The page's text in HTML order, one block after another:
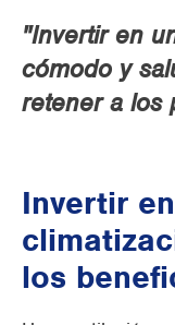
"Invertir en
cómodo y
retener a los
Invertir
los